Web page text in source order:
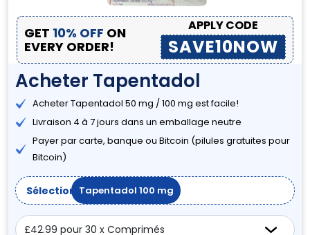
GET 10% OFF ON
EVERY ORDER!
APPLY CODE
SAVE10NOW
Acheter Tapentadol
Acheter Tapentadol 50 mg / 100 mg est facile!
Livraison 4 à 7 jours dans un emballage neutre
Payer par carte, banque ou Bitcoin (pilules gratuites pour
Bitcoin)
SélectionnerTapentadol 100 mg